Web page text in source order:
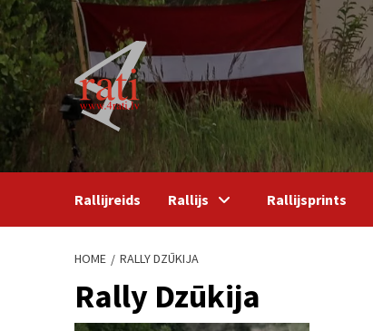
Skip
to
content
Rallijreids Rallijs Rallijsprints
HOME RALLY DZŪKIJA
Rally Dzūkija